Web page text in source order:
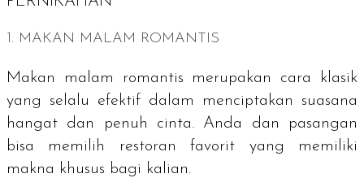
1. MAKAN MALAM ROMANTIS
Makan malam romantis merupakan cara klasik
yang selalu efektif dalam menciptakan suasana
hangat dan penuh cinta. Anda dan pasangan
bisa memilih restoran favorit yang memiliki
makna khusus bagi kalian.